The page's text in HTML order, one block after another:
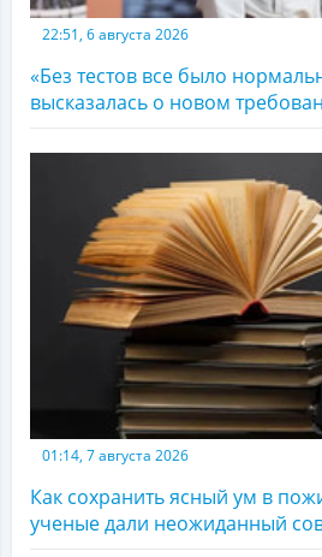
22:51, 6 августа 2026
«Без тестов все было
высказалась о новом
01:14, 7 августа 2026
Как сохранить ясный ум в
ученые дали неожиданный